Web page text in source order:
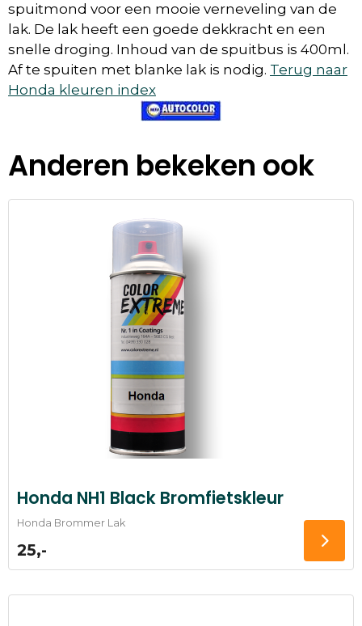
spuitmond voor een mooie verneveling van de
lak. De lak heeft een goede dekkracht en een
snelle droging. Inhoud van de spuitbus is 400ml.
Af te spuiten met blanke lak is nodig. Terug naar
Honda kleuren index
Anderen bekeken ook
Honda NH1 Black Bromfietskleur
Honda Brommer Lak
25,-